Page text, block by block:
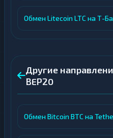
Обмен Litecoin LTC на Т-
Другие
BEP20
Обмен Bitcoin BTC на